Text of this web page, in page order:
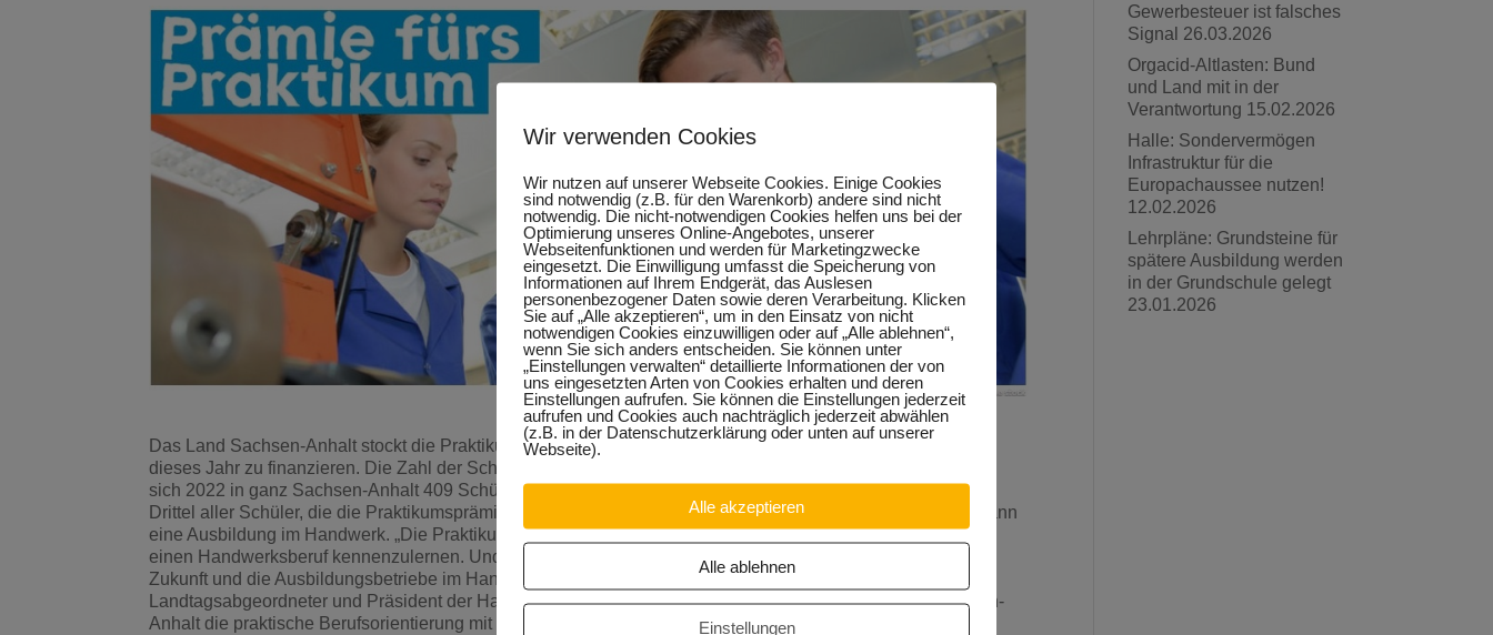
Das Land Sachsen-Anhalt stockt die Praktikumsprämie auf, um die Schülerferienpraktika im Handwerk für
dieses Jahr zu finanzieren. Die Zahl der Schüler hat sich dabei zum Vorjahr mehr als verdoppelt: Probierten
sich 2022 in ganz Sachsen-Anhalt 409 Schüler aus, waren es in diesem Jahr bereits 868 Schüler. Rund ein
Drittel aller Schüler, die die Praktikumsprämie in den vergangenen Jahren in Anspruch genommen hat, begann
eine Ausbildung im Handwerk. „Die Praktikumsprämie ist ein finanzieller Anreiz für Schüler, in ihrer Freizeit
einen Handwerksberuf kennenzulernen. Und das macht sich nicht nur für den Schüler sondern auch für ihre
Zukunft und die Ausbildungsbetriebe im Handwerk bezahlt“, sagt Thomas Keindorf, CDU-
Landtagsabgeordneter und Präsident der Handwerkskammer Halle. Seit 2020 unterstützt das Land Sachsen-
Anhalt die praktische Berufsorientierung mit der Praktikumsprämie in Höhe von 120 Euro pro Woche. Die
Gewerbesteuer ist falsches
Signal 26.03.2026
Orgacid-Altlasten: Bund
und Land mit in der
Verantwortung 15.02.2026
Halle: Sondervermögen
Infrastruktur für die
Europachaussee nutzen!
12.02.2026
Lehrpläne: Grundsteine für
spätere Ausbildung werden
in der Grundschule gelegt
23.01.2026
Wir verwenden Cookies
Wir nutzen auf unserer Webseite Cookies. Einige Cookies
sind notwendig (z.B. für den Warenkorb) andere sind nicht
notwendig. Die nicht-notwendigen Cookies helfen uns bei der
Optimierung unseres Online-Angebotes, unserer
Webseitenfunktionen und werden für Marketingzwecke
eingesetzt. Die Einwilligung umfasst die Speicherung von
Informationen auf Ihrem Endgerät, das Auslesen
personenbezogener Daten sowie deren Verarbeitung. Klicken
Sie auf „Alle akzeptieren“, um in den Einsatz von nicht
notwendigen Cookies einzuwilligen oder auf „Alle ablehnen“,
wenn Sie sich anders entscheiden. Sie können unter
„Einstellungen verwalten“ detaillierte Informationen der von
uns eingesetzten Arten von Cookies erhalten und deren
Einstellungen aufrufen. Sie können die Einstellungen jederzeit
aufrufen und Cookies auch nachträglich jederzeit abwählen
(z.B. in der Datenschutzerklärung oder unten auf unserer
Webseite).
Alle akzeptieren
Alle ablehnen
Einstellungen